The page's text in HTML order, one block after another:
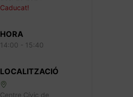
Caducat!
HORA
14:00 - 15:40
LOCALITZACIÓ
Centre Cívic de